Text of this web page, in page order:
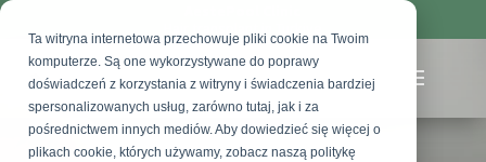
Ta witryna internetowa przechowuje pliki cookie na Twoim
komputerze. Są one wykorzystywane do poprawy
doświadczeń z korzystania z witryny i świadczenia bardziej
spersonalizowanych usług, zarówno tutaj, jak i za
pośrednictwem innych mediów. Aby dowiedzieć się więcej o
plikach cookie, których używamy, zobacz naszą politykę